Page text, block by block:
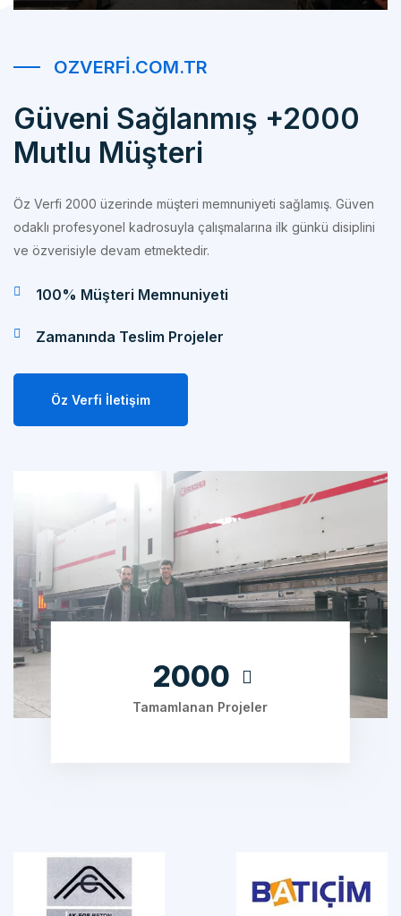
Güveni Sağlanmış +2000
Mutlu Müşteri
Öz Verfi 2000 üzerinde müşteri memnuniyeti sağlamış. Güven
ve özverisiyle devam etmektedir.
100% Müşteri Memnuniyeti
Zamanında Teslim Projeler
Tamamlanan Projeler